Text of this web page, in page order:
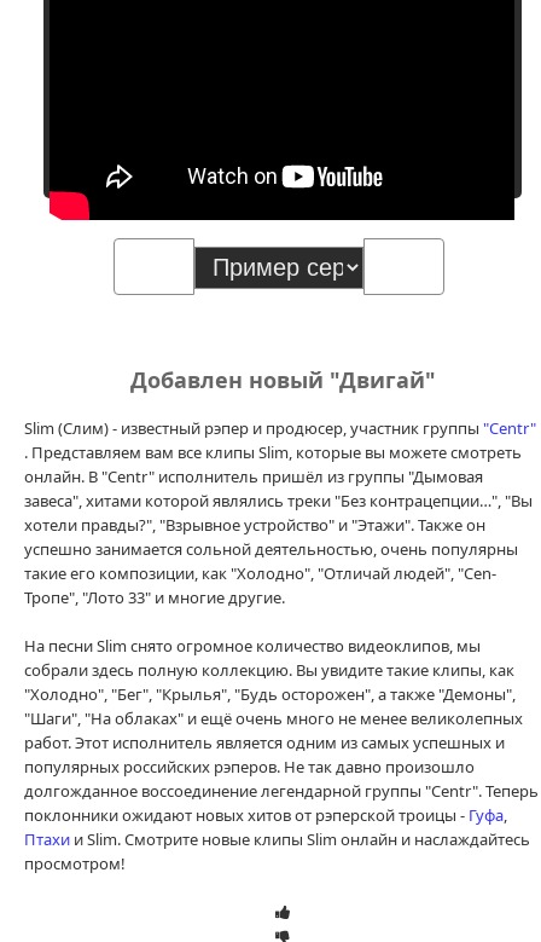
Добавлен новый "Двигай"
Slim (Слим) - известный рэпер и продюсер, участник группы "Centr"
. Представляем вам все клипы Slim, которые вы можете смотреть
онлайн. В "Centr" исполнитель пришёл из группы "Дымовая
завеса", хитами которой являлись треки "Без контрацепции…", "Вы
хотели правды?", "Взрывное устройство" и "Этажи". Также он
успешно занимается сольной деятельностью, очень популярны
такие его композиции, как "Холодно", "Отличай людей", "Cen-
Тропе", "Лото 33" и многие другие.
На песни Slim снято огромное количество видеоклипов, мы
собрали здесь полную коллекцию. Вы увидите такие клипы, как
"Холодно", "Бег", "Крылья", "Будь осторожен", а также "Демоны",
"Шаги", "На облаках" и ещё очень много не менее великолепных
работ. Этот исполнитель является одним из самых успешных и
популярных российских рэперов. Не так давно произошло
долгожданное воссоединение легендарной группы "Centr". Теперь
поклонники ожидают новых хитов от рэперской троицы - Гуфа,
Птахи и Slim. Смотрите новые клипы Slim онлайн и наслаждайтесь
просмотром!